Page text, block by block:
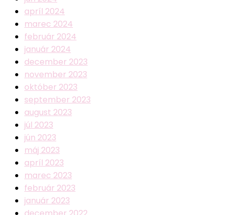
apríl 2024
marec 2024
február 2024
január 2024
december 2023
november 2023
október 2023
september 2023
august 2023
júl 2023
jún 2023
máj 2023
apríl 2023
marec 2023
február 2023
január 2023